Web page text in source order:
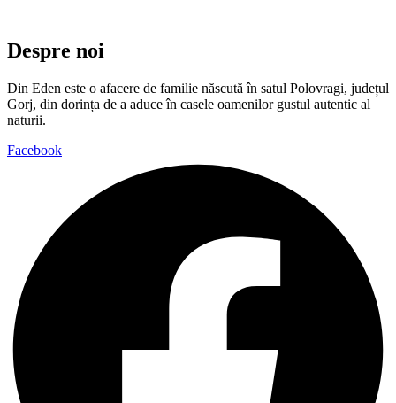
Despre noi
Din Eden este o afacere de familie născută în satul Polovragi, județul
Gorj, din dorința de a aduce în casele oamenilor gustul autentic al
naturii.
Facebook